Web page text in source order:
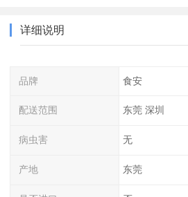
详细说明
品牌 食安
配送范围 东莞 深圳
病虫害 无
产地 东莞